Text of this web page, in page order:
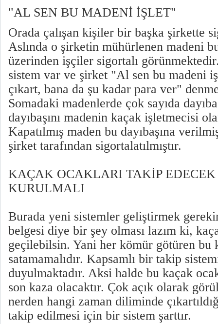
"AL SEN BU MADENİ İŞLET"
Orada çalışan kişiler bir başka şirkette
Aslında o şirketin mühürlenen madeni
üzerinden işçiler sigortalı
sistem var ve şirket "Al sen bu madeni
çıkart, bana da şu kadar para ver"
Somadaki madenlerde çok sayıda
dayıbaşını madenin kaçak işletmecisi
Kapatılmış maden bu dayıbaşına
şirket tarafından sigortalatılmıştır.
KAÇAK OCAKLARI TAKİP EDECEK
KURULMALI
Burada yeni sistemler geliştirmek
belgesi diye bir şey olması lazım ki,
geçilebilsin. Yani her kömür götüren bu
satamamalıdır. Kapsamlı bir takip
duyulmaktadır. Aksi halde bu kaçak
son kaza olacaktır. Çok açık olarak
nerden hangi zaman diliminde
takip edilmesi için bir sistem şarttır.